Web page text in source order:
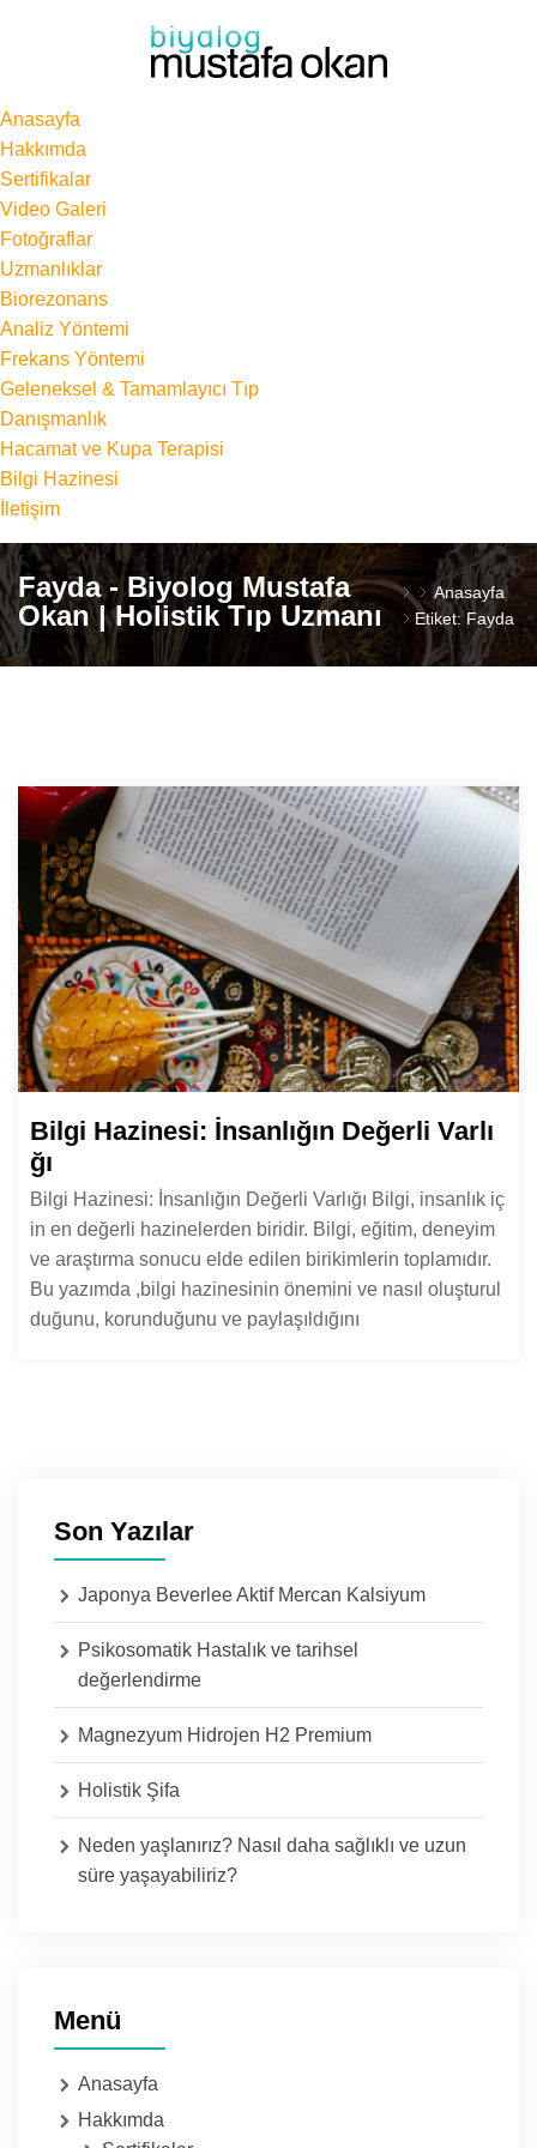
Anasayfa
Hakkımda
Sertifikalar
Video Galeri
Fotoğraflar
Uzmanlıklar
Biorezonans
Analiz Yöntemi
Frekans Yöntemi
Geleneksel & Tamamlayıcı Tıp
Danışmanlık
Hacamat ve Kupa Terapisi
Bilgi Hazinesi
İletişim
Fayda - Biyolog Mustafa
Okan | Holistik Tıp Uzmanı
Anasayfa
Etiket: Fayda
Bilgi Hazinesi: İnsanlığın Değerli Varlı
ğı
Bilgi Hazinesi: İnsanlığın Değerli Varlığı Bilgi, insanlık iç
in en değerli hazinelerden biridir. Bilgi, eğitim, deneyim
ve araştırma sonucu elde edilen birikimlerin toplamıdır.
Bu yazımda ,bilgi hazinesinin önemini ve nasıl oluşturul
duğunu, korunduğunu ve paylaşıldığını
Son Yazılar
Japonya Beverlee Aktif Mercan Kalsiyum
Psikosomatik Hastalık ve tarihsel
değerlendirme
Magnezyum Hidrojen H2 Premium
Holistik Şifa
Neden yaşlanırız? Nasıl daha sağlıklı ve uzun
süre yaşayabiliriz?
Menü
Anasayfa
Hakkımda